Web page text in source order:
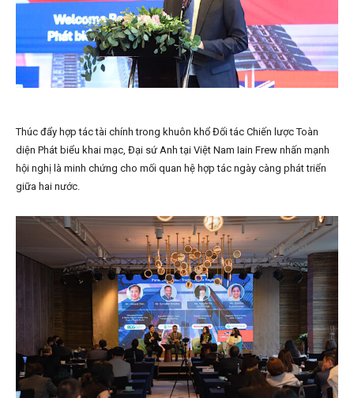
Thúc đẩy hợp tác tài chính trong khuôn khổ Đối tác Chiến lược Toàn
diện Phát biểu khai mạc, Đại sứ Anh tại Việt Nam Iain Frew nhấn mạnh
hội nghị là minh chứng cho mối quan hệ hợp tác ngày càng phát triển
giữa hai nước.